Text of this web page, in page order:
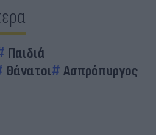
Παιδιά
Θάνατοι Ασπρόπυργος